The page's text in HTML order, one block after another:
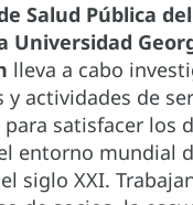
Salud Pública
Universidad
lleva a cabo
y actividades de
satisfacer los
entorno mundial
siglo XXI.